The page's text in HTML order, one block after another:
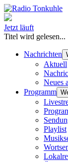
Jetzt läuft
Titel wird gelesen...
Nachrichten
Aktuell
Neues
Programm
Playlist